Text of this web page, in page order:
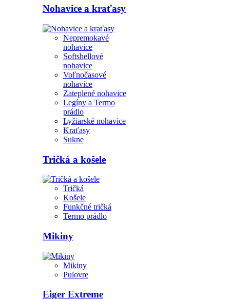
Nohavice a kraťasy
Nepremokavé
nohavice
Softshellové
nohavice
Voľnočasové
nohavice
Zateplené nohavice
Legíny a Termo
prádlo
Lyžiarské nohavice
Kraťasy
Sukne
Tričká a košele
Tričká
Košele
Funkčné tričká
Termo prádlo
Mikiny
Mikiny
Pulovre
Eiger Extreme